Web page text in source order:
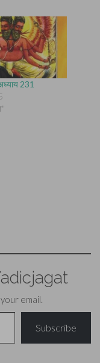
231
email.
Subscribe